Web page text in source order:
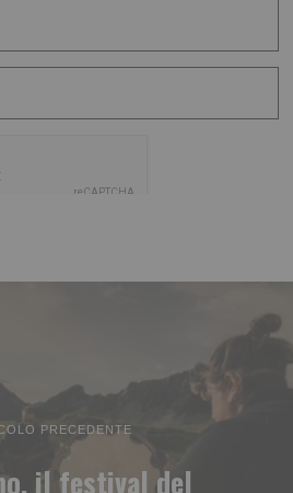
PRECEDENTE
il festival del